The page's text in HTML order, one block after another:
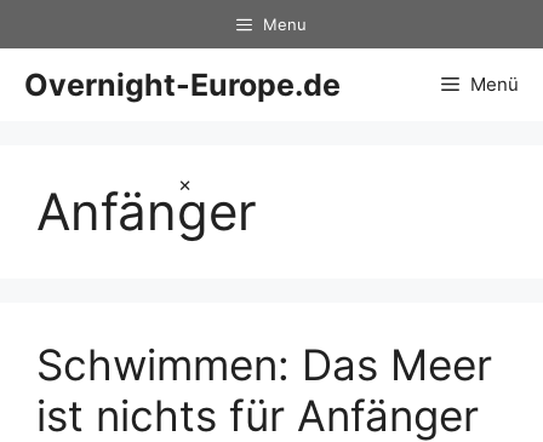
×
Inhalt
springen
Menu
Overnight-Europe.de Menü
Anfänger
Schwimmen: Das Meer
ist nichts für Anfänger